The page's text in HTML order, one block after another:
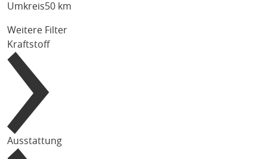
Umkreis50 km
Weitere Filter
Kraftstoff
Ausstattung